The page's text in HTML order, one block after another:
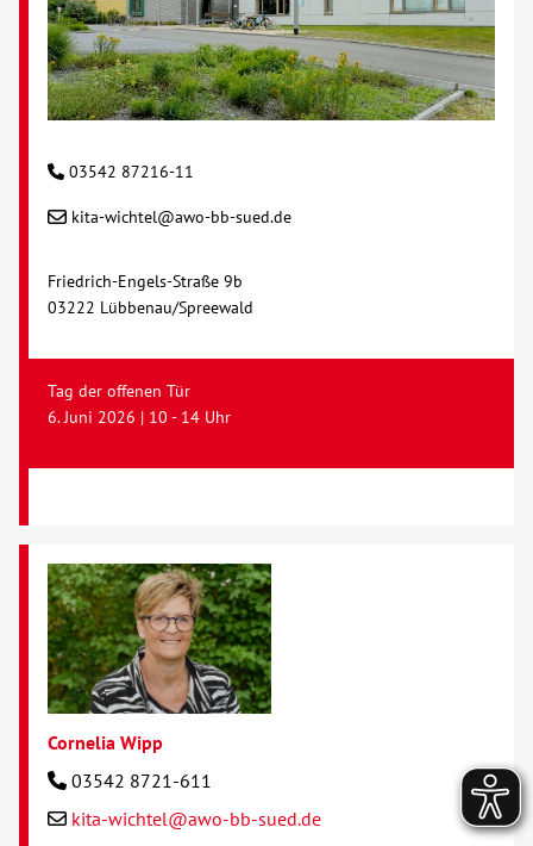
03542 87216-11
kita-wichtel@awo-bb-sued.de
Friedrich-Engels-Straße 9b
03222 Lübbenau/Spreewald
Tag der offenen Tür
6. Juni 2026 | 10 - 14 Uhr
Cornelia Wipp
03542 8721-611
kita-wichtel@awo-bb-sued.de